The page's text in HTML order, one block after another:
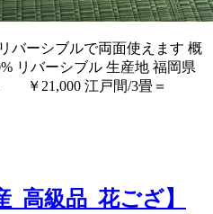
バーシブルで両面使えます 概
リバーシブル 生産地 福岡県
￥21,000 江戸間/3畳＝
高級品_花ござ】